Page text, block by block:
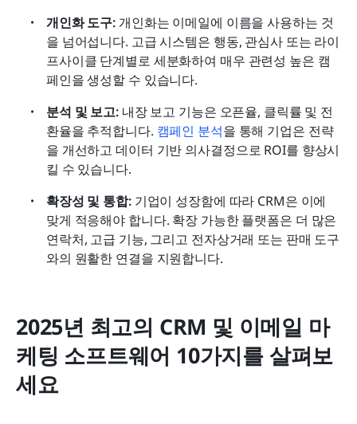
개인화 도구: 개인화는 이메일에 이름을 사용하는 것
을 넘어섭니다. 고급 시스템은 행동, 관심사 또는 라이
프사이클 단계별로 세분화하여 매우 관련성 높은 캠
페인을 생성할 수 있습니다.
분석 및 보고: 내장 보고 기능은 오픈율, 클릭률 및 전
환율을 추적합니다. 캠페인 분석을 통해 기업은 전략
을 개선하고 데이터 기반 의사결정으로 ROI를 향상시
킬 수 있습니다.
확장성 및 통합: 기업이 성장함에 따라 CRM은 이에
맞게 적응해야 합니다. 확장 가능한 플랫폼은 더 많은
연락처, 고급 기능, 그리고 전자상거래 또는 판매 도구
와의 원활한 연결을 지원합니다.
2025년 최고의 CRM 및 이메일 마
케팅 소프트웨어 10가지를 살펴보
세요